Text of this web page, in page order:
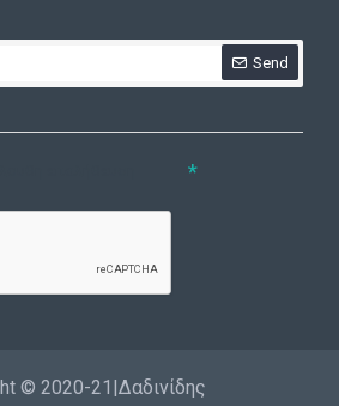
Send
© 2020-21|Δαδινίδης